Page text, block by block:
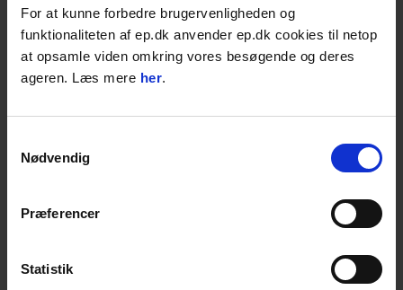
For at kunne forbedre brugervenligheden og
funktionaliteten af ep.dk anvender ep.dk cookies til netop
at opsamle viden omkring vores besøgende og deres
ageren. Læs mere her.
Nødvendig
Præferencer
Statistik
Kraftigt lys - 3000 Lumen
Forskellige lysindstillinger
På lager: 1-2 dages levering
NYHED